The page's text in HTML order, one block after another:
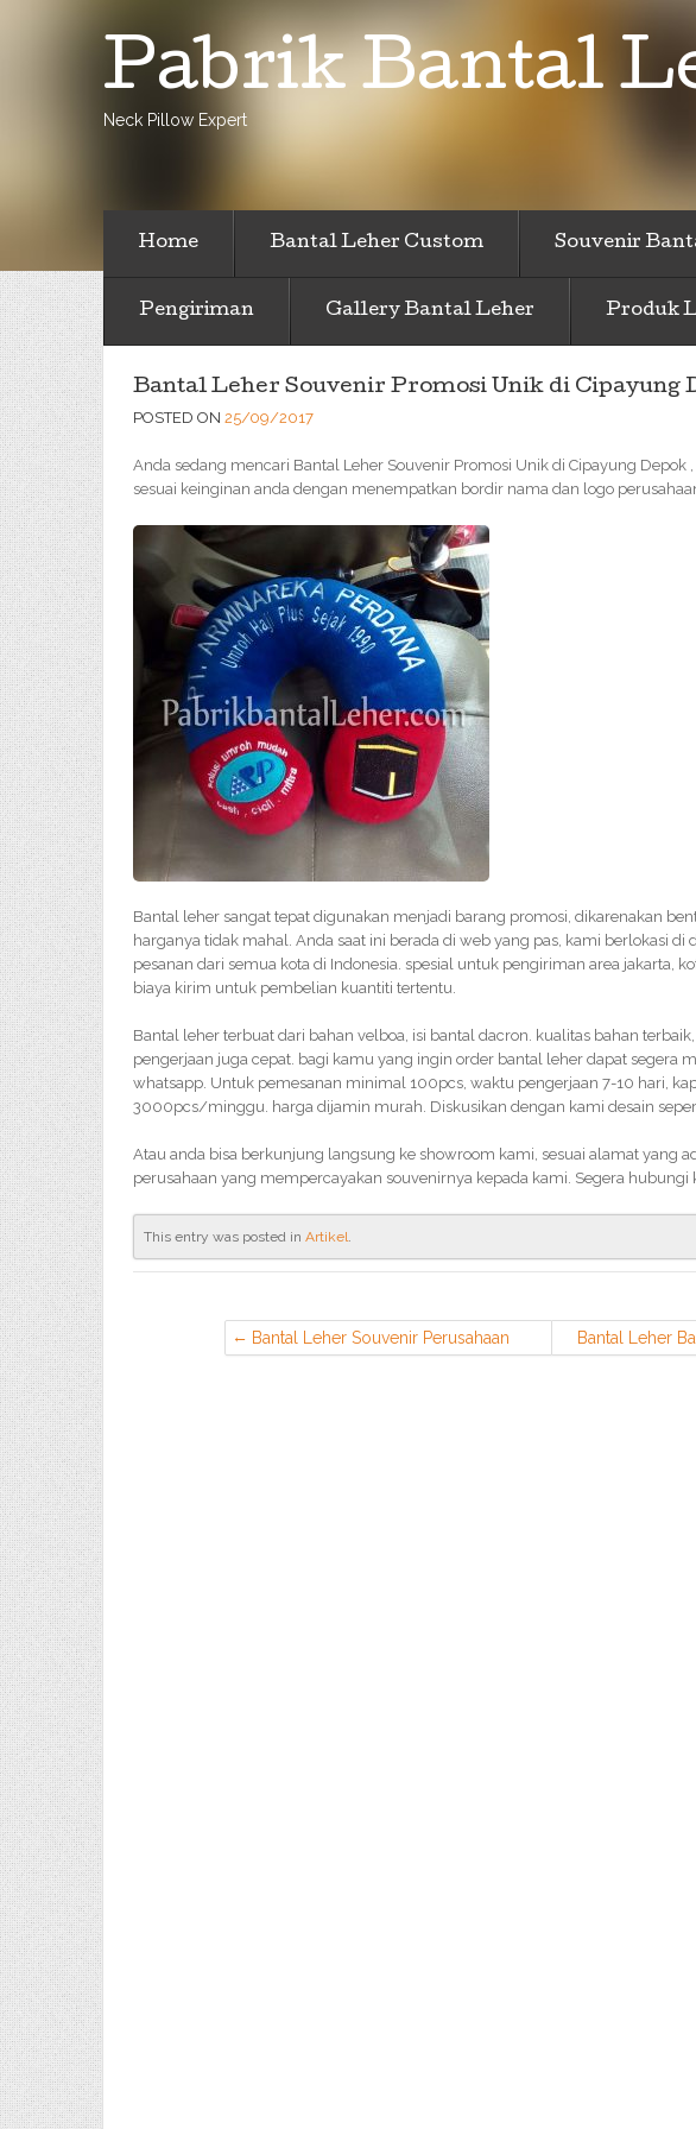
Pabrik Bantal
Neck Pillow Expert
Home Bantal Leher Custom Souvenir
Pengiriman Gallery Bantal Leher Produk
Bantal Leher Souvenir Promosi Unik di Cipayung
POSTED ON 25/09/2017
Anda sedang mencari Bantal Leher Souvenir Promosi Unik di Cipayung Depok
sesuai keinginan anda dengan menempatkan bordir nama dan logo
Bantal leher sangat tepat digunakan menjadi barang promosi, dikarenakan
harganya tidak mahal. Anda saat ini berada di web yang pas, kami berlokasi di
pesanan dari semua kota di Indonesia. spesial untuk pengiriman area jakarta,
biaya kirim untuk pembelian kuantiti tertentu.
Bantal leher terbuat dari bahan velboa, isi bantal dacron. kualitas bahan
pengerjaan juga cepat. bagi kamu yang ingin order bantal leher dapat segera
whatsapp. Untuk pemesanan minimal 100pcs, waktu pengerjaan 7-10 hari,
3000pcs/minggu. harga dijamin murah. Diskusikan dengan kami desain
Atau anda bisa berkunjung langsung ke showroom kami, sesuai alamat yang
perusahaan yang mempercayakan souvenirnya kepada kami. Segera hubungi
This entry was posted in Artikel.
Bantal Leher Souvenir Perusahaan
Murah di Bantar Gebang Bekasi
Bantal Leher